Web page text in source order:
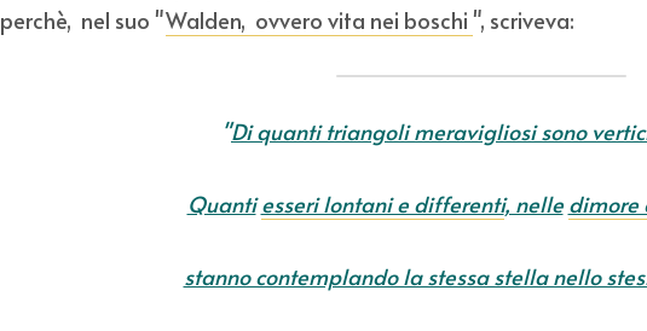
perchè,  nel suo "Walden,  ovvero vita nei boschi ", scriveva:
"Di quanti triangoli meravigliosi sono
Quanti esseri lontani e differenti, nelle dimore
stanno contemplando la stessa stella nello